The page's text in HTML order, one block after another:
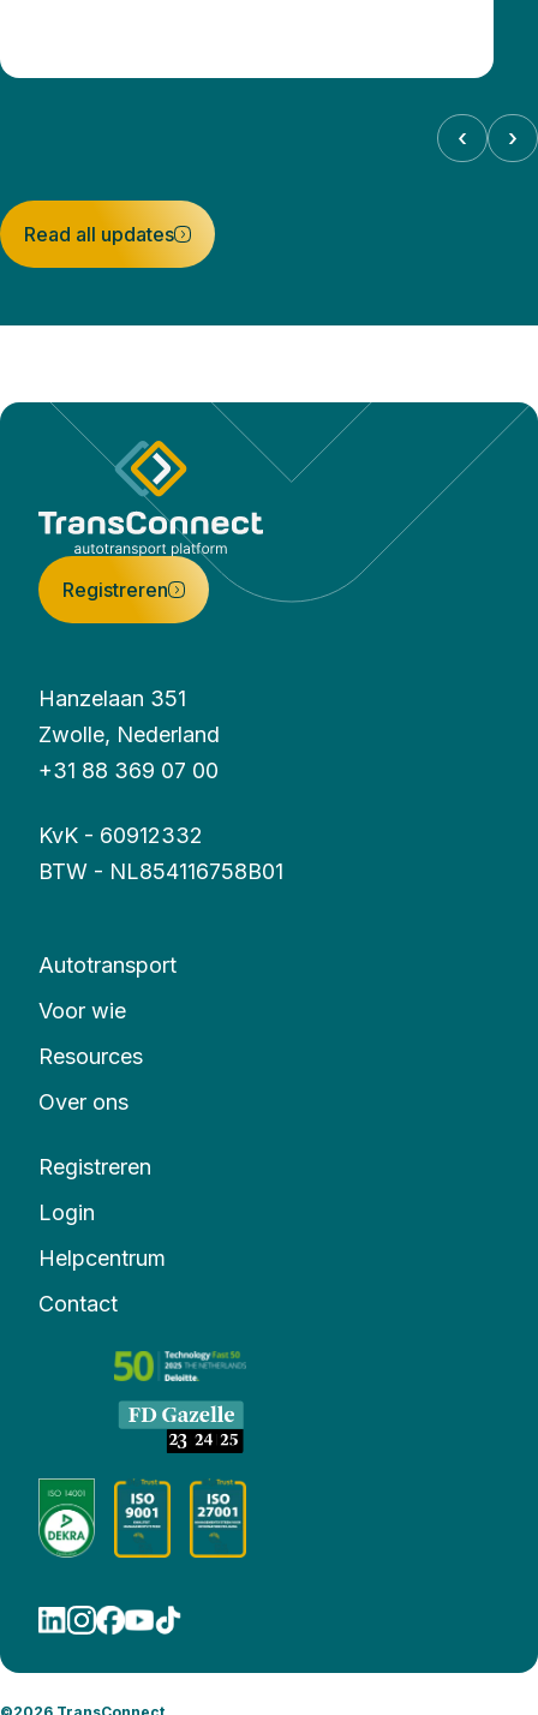
‹ ›
Read all updates
Registreren
Hanzelaan 351
Zwolle, Nederland
+31 88 369 07 00
KvK - 60912332
BTW - NL854116758B01
Autotransport
Voor wie
Resources
Over ons
Registreren
Login
Helpcentrum
Contact